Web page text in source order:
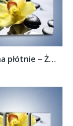
Obraz na płótnie – Żółty kwiat na mokrych...